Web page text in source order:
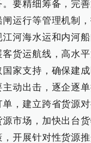
。要精细筹备，完
运行等管理机制
河海水运和内河
货运航线，高水
国家支持，确保建
主动出击，逐企逐
单，建立跨省货源
源市场，加快出台
，开展针对性货源